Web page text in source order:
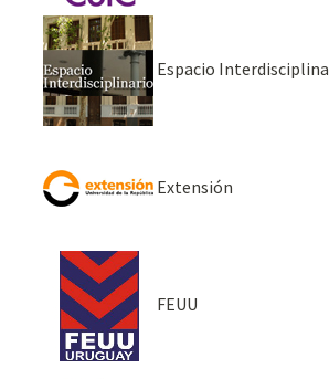
Espacio
Extensión
FEUU